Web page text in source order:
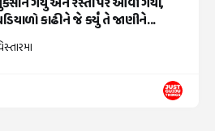
કાઢીને જે કર્યું તે જાણીને...